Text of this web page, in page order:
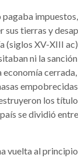
sus tierras y
(siglos XV-XIII
ni la
economía
los
se dividió
vuelta al